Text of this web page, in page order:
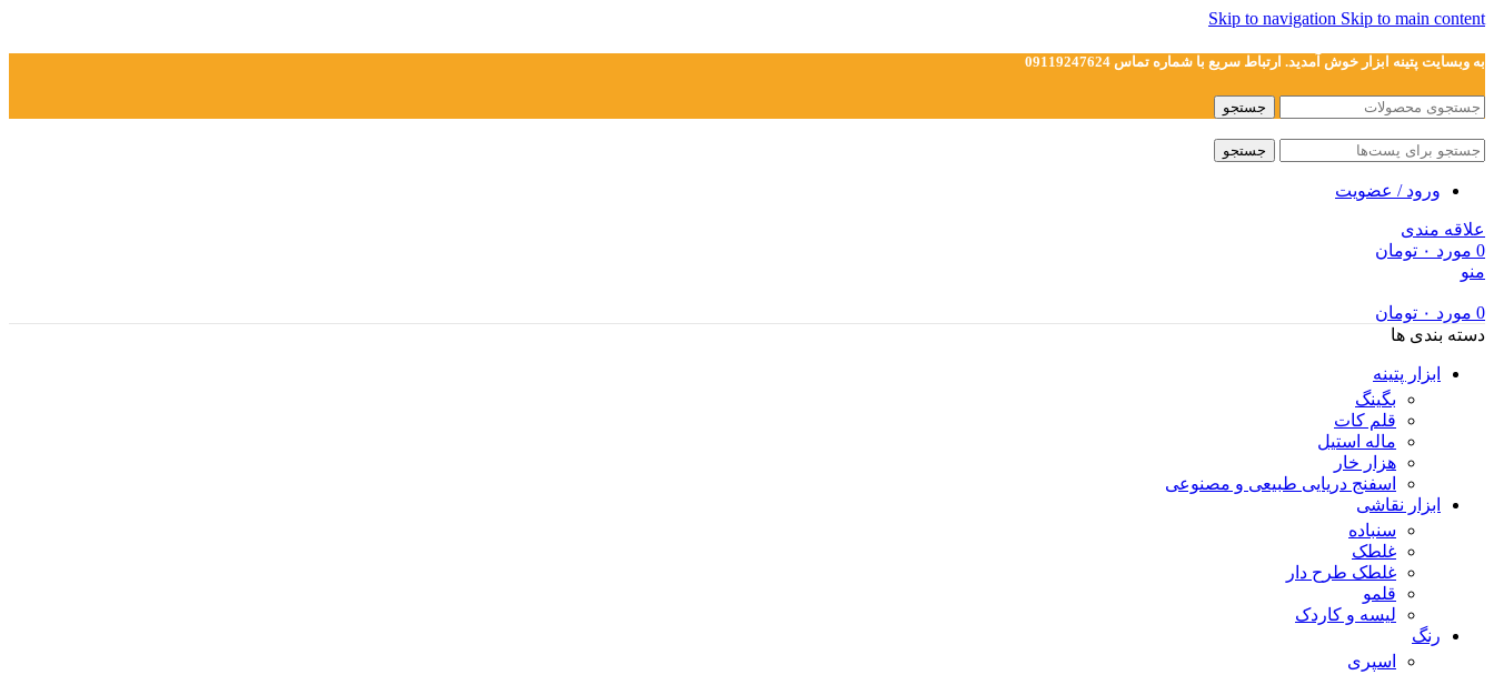
Skip to navigation Skip to main content
به وبسایت پتینه ابزار خوش آمدید. ارتباط سریع با شماره تماس 09119247624
جستجو
جستجو
ورود / عضویت
علاقه مندی
0 مورد ۰ تومان
منو
0 مورد ۰ تومان
دسته بندی ها
ابزار پتینه
بگینگ
قلم کات
ماله استیل
هزار خار
اسفنج دریایی طبیعی و مصنوعی
ابزار نقاشی
سنباده
غلطک
غلطک طرح دار
قلمو
لیسه و کاردک
رنگ
اسپری